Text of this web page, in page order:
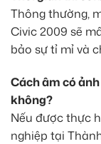
Thông thường,
Civic 2009 sẽ
bảo sự tỉ mỉ và
Cách âm có
không?
Nếu được thực
nghiệp tại